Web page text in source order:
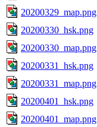
20200329_map.png
20200330_hsk.png
20200330_map.png
20200331_hsk.png
20200331_map.png
20200401_hsk.png
20200401_map.png